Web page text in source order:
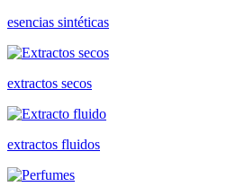
esencias sintéticas
extractos secos
extractos fluidos